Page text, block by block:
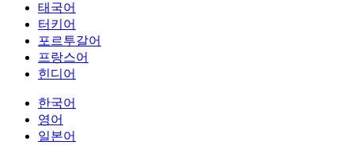
태국어
터키어
포르투갈어
프랑스어
힌디어
한국어
영어
일본어